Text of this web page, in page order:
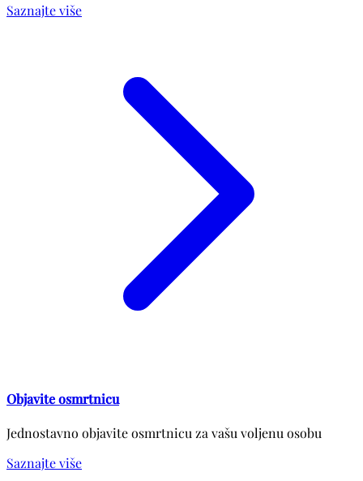
Saznajte više
Objavite osmrtnicu
Jednostavno objavite osmrtnicu za vašu voljenu osobu
Saznajte više